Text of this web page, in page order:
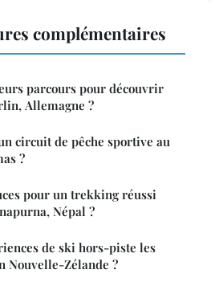
complémentaires
parcours pour découvrir
Allemagne ?
circuit de pêche sportive au
?
pour un trekking réussi
Népal ?
de ski hors-piste les
Nouvelle-Zélande ?